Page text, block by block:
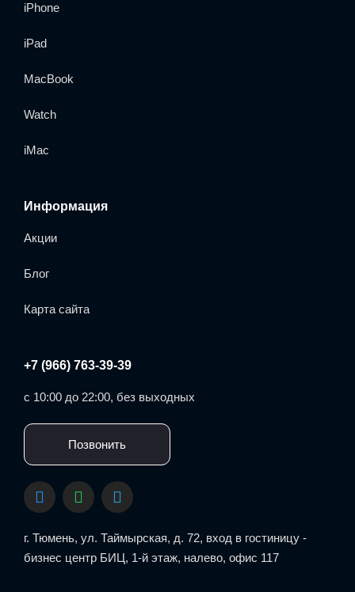
iPhone
iPad
MacBook
Watch
iMac
Информация
Акции
Блог
Карта сайта
+7 (966) 763-39-39
с 10:00 до 22:00, без выходных
Позвонить
г. Тюмень, ул. Таймырская, д. 72, вход в гостиницу -
бизнес центр БИЦ, 1-й этаж, налево, офис 117